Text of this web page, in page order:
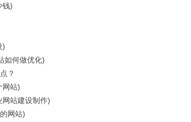
钱)
)
如何做优化)
？
网站)
站建设制作)
网站)